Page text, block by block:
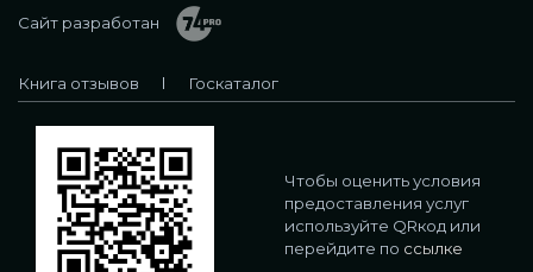
Сайт разработан
Книга отзывов Госкаталог
Чтобы оценить условия
предоставления услуг
используйте QRкод или
перейдите по ссылке